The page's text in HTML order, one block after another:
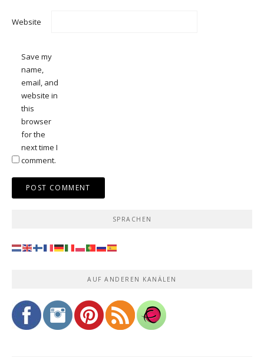
Website
Save my
name,
email, and
website in
this
browser
for the
next time I
comment.
SPRACHEN
AUF ANDEREN KANÄLEN